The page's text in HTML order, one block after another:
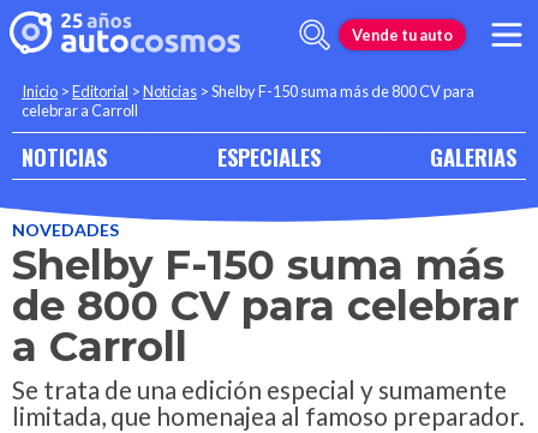
Vende tu auto
Inicio >Editorial >Noticias >Shelby F-150 suma más de 800 CV para
celebrar a Carroll
NOTICIAS ESPECIALES GALERIAS
NOVEDADES
Shelby F-150 suma más
de 800 CV para celebrar
a Carroll
Se trata de una edición especial y sumamente
limitada, que homenajea al famoso preparador.